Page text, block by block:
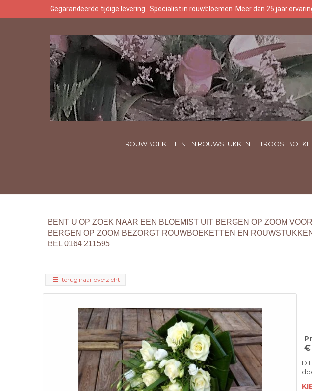
Gegarandeerde tijdige levering Specialist in rouwbloemen Meer dan 25 jaar
ROUWBOEKETTEN EN ROUWSTUKKEN
BENT U OP ZOEK NAAR EEN BLOEMIST UIT BERGEN OP ZOOM
BERGEN OP ZOOM BEZORGT ROUWBOEKETTEN EN
BEL 0164 211595
terug naar overzicht
€